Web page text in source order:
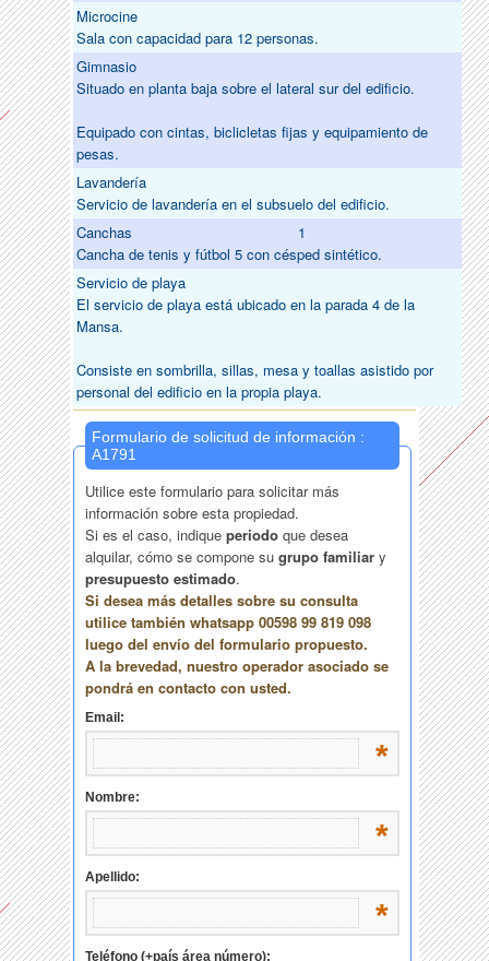
Microcine
Sala con capacidad para 12 personas.
Gimnasio
Situado en planta baja sobre el lateral sur del edificio.
Equipado con cintas, biclicletas fijas y equipamiento de
pesas.
Lavandería
Servicio de lavandería en el subsuelo del edificio.
Canchas
1
Cancha de tenis y fútbol 5 con césped sintético.
Servicio de playa
El servicio de playa está ubicado en la parada 4 de la
Mansa.
Consiste en sombrilla, sillas, mesa y toallas asistido por
personal del edificio en la propia playa.